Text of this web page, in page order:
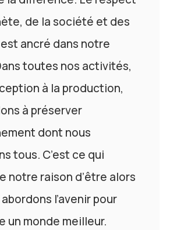
de la société et des
ancré dans notre
toutes nos activités,
à la production,
à préserver
dont nous
tous. C’est ce qui
notre raison d’être alors
l’avenir pour
un monde meilleur.